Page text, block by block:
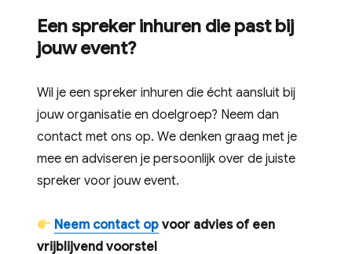
Een spreker inhuren die past bij
jouw event?
Wil je een spreker inhuren die écht aansluit bij
jouw organisatie en doelgroep? Neem dan
contact met ons op. We denken graag met je
mee en adviseren je persoonlijk over de juiste
spreker voor jouw event.
Neem contact op voor advies of een
vrijblijvend voorstel